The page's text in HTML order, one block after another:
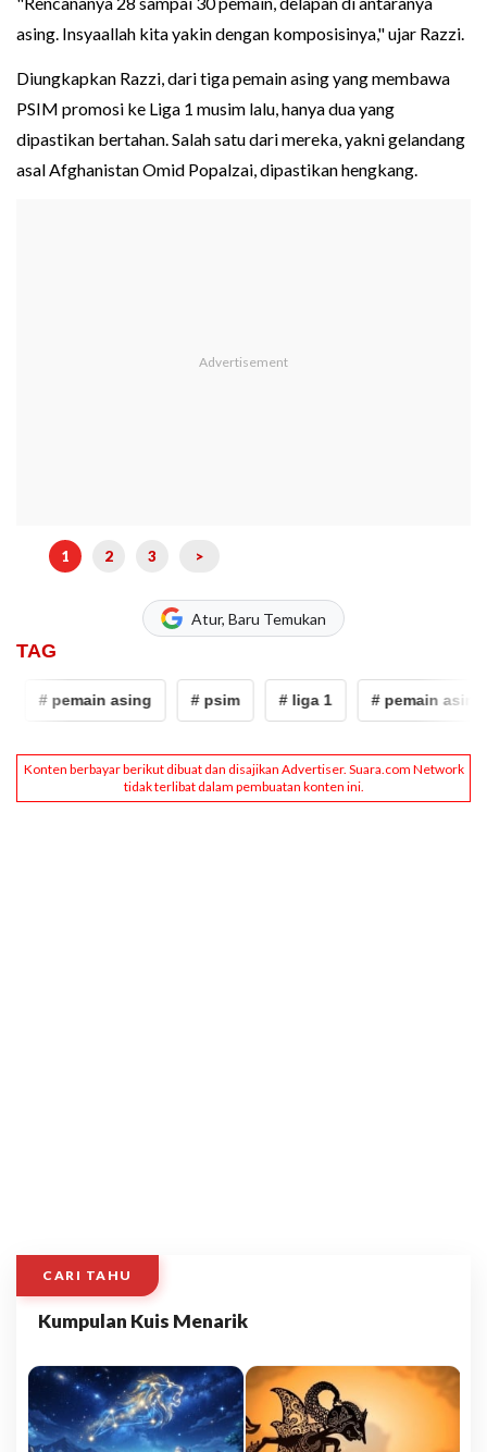
asing. Insyaallah kita yakin dengan komposisinya," ujar Razzi.
Diungkapkan Razzi, dari tiga pemain asing yang membawa
PSIM promosi ke Liga 1 musim lalu, hanya dua yang
dipastikan bertahan. Salah satu dari mereka, yakni gelandang
asal Afghanistan Omid Popalzai, dipastikan hengkang.
1 2 3 >
Atur, Baru Temukan
TAG
# pemain asing # psim # liga 1 # pemain asing
CARI TAHU
Kumpulan Kuis Menarik